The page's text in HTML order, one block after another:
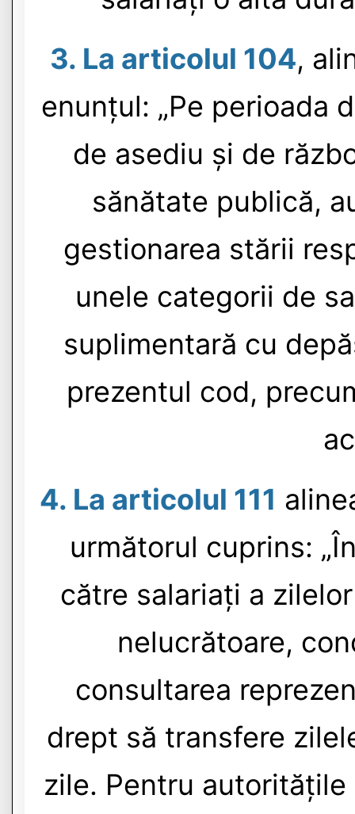
3. La articolul 104,
enunțul: „Pe perioada
de asediu și de
sănătate publică,
gestionarea stării
unele categorii de
suplimentară cu
prezentul cod,
4. La articolul 111
următorul cuprins:
către salariați a
nelucrătoare,
consultarea
drept să transfere
zile. Pentru